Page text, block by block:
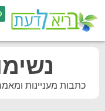
כתבות מעניינות